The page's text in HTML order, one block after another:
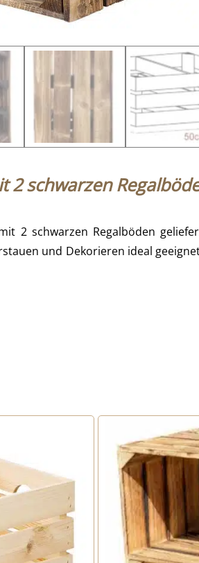
2 schwarzen
2 schwarzen Regalböden
und Dekorieren ideal